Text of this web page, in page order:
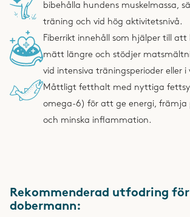
bibehålla hundens muskelmassa,
träning och vid hög aktivitetsnivå.
Fiberrikt innehåll som hjälper till
mätt längre och stödjer
vid intensiva träningsperioder eller i
Måttligt fetthalt med nyttiga
omega-6) för att ge energi, främja
och minska inflammation.
Rekommenderad utfodring för
dobermann: